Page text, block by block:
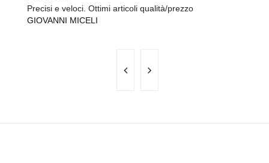
Precisi e veloci. Ottimi articoli qualità/prezzo
GIOVANNI MICELI
tutto ok
ANDREA ANGELINI